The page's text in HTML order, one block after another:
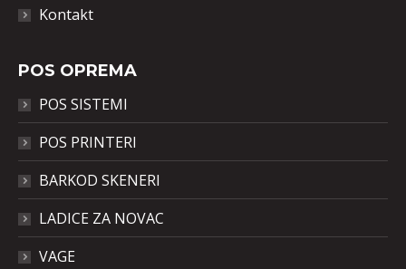
Kontakt
POS OPREMA
POS SISTEMI
POS PRINTERI
BARKOD SKENERI
LADICE ZA NOVAC
VAGE